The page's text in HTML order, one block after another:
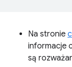
Na stronie
informacje
są